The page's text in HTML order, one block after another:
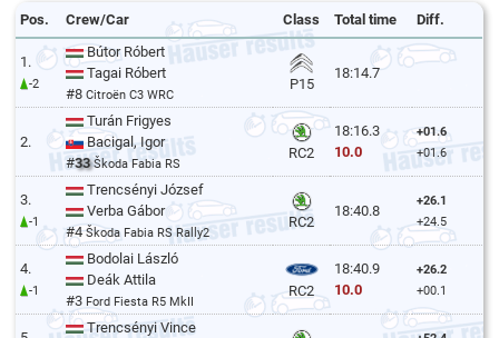
Pos. Crew/Car Class Total time Diff.
1.
-2
Bútor Róbert
Tagai Róbert
#8Citroën C3 WRC
P15
18:14.7
2.
Turán Frigyes
Bacigal, Igor
#33 Škoda Fabia RS
RC2
18:16.3
10.0
+01.6
+01.6
3.
-1
Trencsényi József
Verba Gábor
#4Škoda Fabia RS Rally2
RC2
18:40.8
+26.1
+24.5
4.
-1
Bodolai László
Deák Attila
#3 Ford Fiesta R5 MkII
RC2
18:40.9
10.0
+26.2
+00.1
Trencsényi Vince